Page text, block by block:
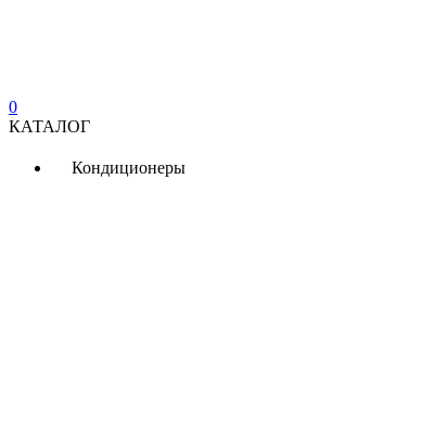
0
КАТАЛОГ
Кондиционеры